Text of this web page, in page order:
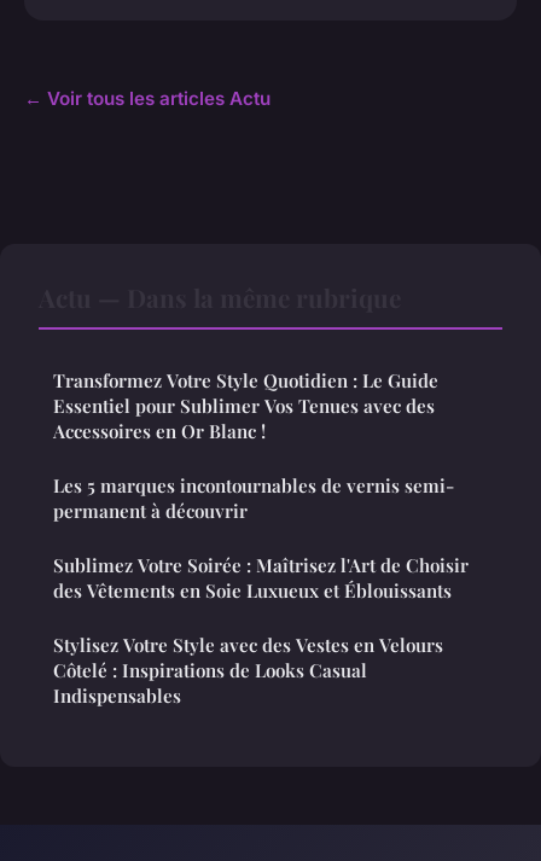
← Voir tous les articles Actu
Transformez Votre Style Quotidien : Le Guide
Essentiel pour Sublimer Vos Tenues avec des
Accessoires en Or Blanc !
Les 5 marques incontournables de vernis semi-
permanent à découvrir
Sublimez Votre Soirée : Maîtrisez l'Art de Choisir
des Vêtements en Soie Luxueux et Éblouissants
Stylisez Votre Style avec des Vestes en Velours
Côtelé : Inspirations de Looks Casual
Indispensables